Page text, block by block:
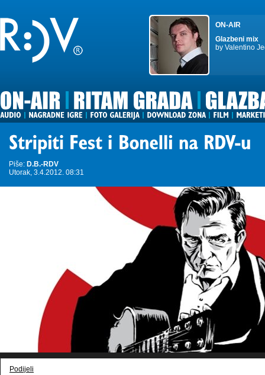
ON-AIR
Glazbeni mix
by Valentino
Piše: D.B.-RDV
Utorak, 3.4.2012. 08:31
Podijeli